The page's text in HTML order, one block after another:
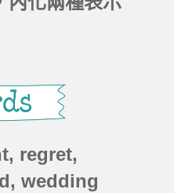
regret,
wedding